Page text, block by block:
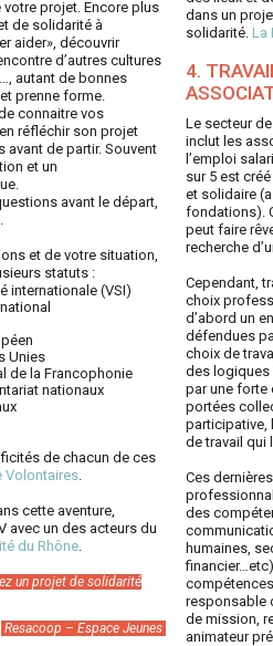
projet. Encore plus
de solidarité à
aider», découvrir
d’autres cultures
autant de bonnes
prenne forme.
connaitre vos
réfléchir son projet
de partir. Souvent
et un
avant le départ,
.
et de votre situation,
statuts :
internationale (VSI)
Unies
de la Francophonie
nationaux
de chacun de ces
Volontaires.
cette aventure,
avec un des acteurs du
du Rhône.
un projet de solidarité
Resacoop – Espace Jeunes
dans un
solidarité.La
4.
Le secteur
inclut les
l’emploi
sur 5 est
et solidaire
fondations).
peut faire
recherche
Cependant,
choix
d’abord un
défendues
choix de
des logiques
par une forte
portées
participative,
de travail qui
Ces
des
humaines,
responsable
de mission,
animateur